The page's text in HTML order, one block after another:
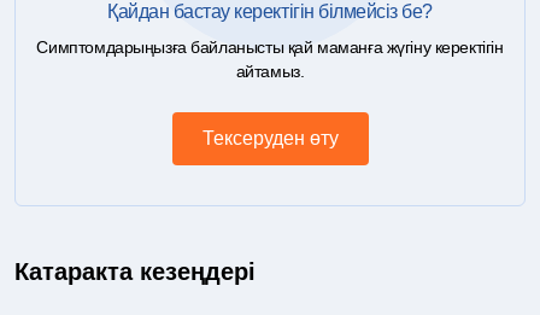
Қайдан бастау керектігін білмейсіз бе?
Симптомдарыңызға байланысты қай маманға жүгіну керектігін
айтамыз.
Тексеруден өту
Катаракта кезеңдері